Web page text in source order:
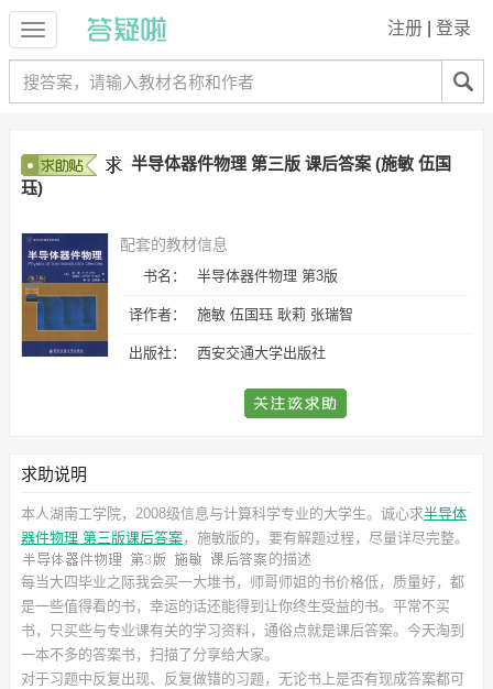
注册 登录
半导体器件物理 第三版 课后答案 (施敏 伍国
珏)
配套的教材信息
书名： 半导体器件物理 第3版
译作者： 施敏 伍国珏 耿莉 张瑞智
出版社： 西安交通大学出版社
求助说明
本人湖南工学院，2008级信息与计算科学专业的大学生。诚心求半导体
器件物理 第三版课后答案，施敏版的，要有解题过程，尽量详尽完整。
的描述
每当大四毕业之际我会买一大堆书，师哥师姐的书价格低，质量好，都
是一些值得看的书，幸运的话还能得到让你终生受益的书。平常不买
书，只买些与专业课有关的学习资料，通俗点就是课后答案。今天淘到
一本不多的答案书，扫描了分享给大家。
对于习题中反复出现、反复做错的习题，无论书上是否有现成答案都可